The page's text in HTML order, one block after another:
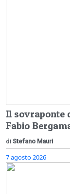
Il sovraponte
Fabio
di Stefano Mauri
7 agosto 2026